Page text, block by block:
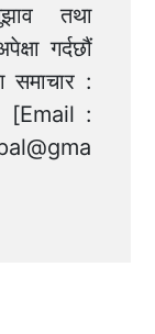
तथा
गर्दछौं
समाचार :
[Email :